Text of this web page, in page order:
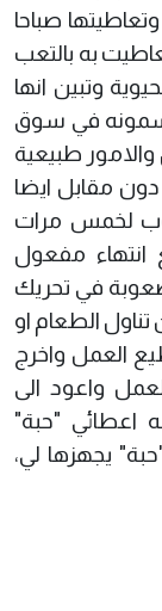
صباحا
به بالتعب
وتبين انها
في سوق
والامور طبيعية
دون مقابل ايضا
لخمس مرات
انتهاء مفعول
في تحريك
تناول الطعام او
العمل واخرج
واعود الى
اعطائي "حبة"
عن كل "حبة" يجهزها لي،